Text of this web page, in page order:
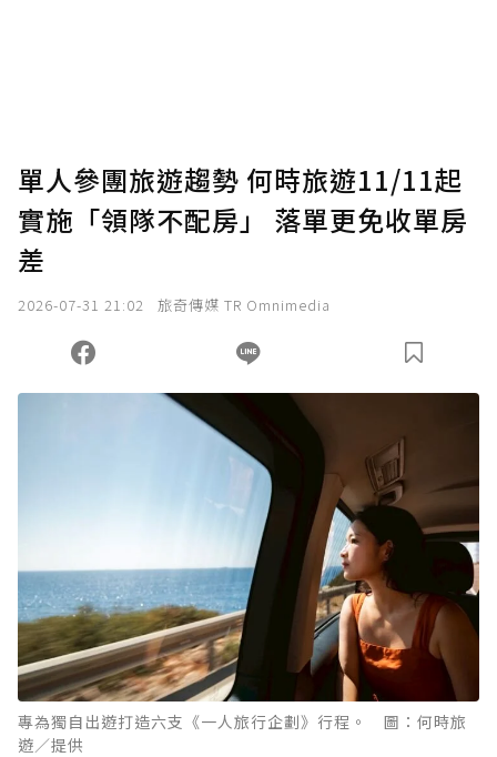
單人參團旅遊趨勢 何時旅遊11/11起
實施「領隊不配房」 落單更免收單房
差
2026-07-31 21:02 旅奇傳媒 TR Omnimedia
專為獨自出遊打造六支《一人旅行企劃》行程。 圖：何時旅
遊／提供